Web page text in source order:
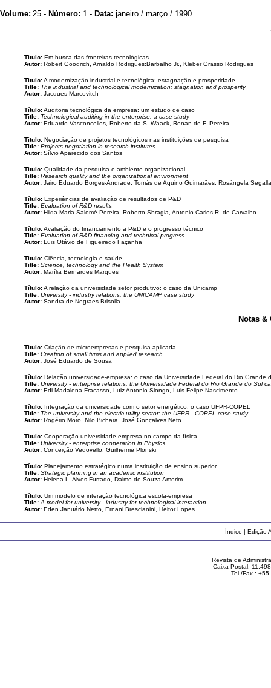
Volume: 25 - Número: 1 - Data: janeiro / março / 1990
Título: Em busca das fronteiras tecnológicas
Autor: Robert Goodrich, Arnaldo Rodrigues:Barbalho Jr., Kleber Grasso Rodrigues
Título:A modernização industrial e tecnológica: estagnação e prosperidade
Title: The industrial and technological modernization: stagnation and prosperity
Autor: Jacques Marcovitch
Título:Auditoria tecnológica da empresa: um estudo de caso
Title: Technological auditing in the enterprise: a case study
Autor: Eduardo Vasconcellos, Roberto da S. Waack, Ronan de F. Pereira
Título: Negociação de projetos tecnológicos nas instituições de pesquisa
Title: Projects negotiation in research institutes
Autor: Sílvio Aparecido dos Santos
Título: Qualidade da pesquisa e ambiente organizacional
Title: Research quality and the organizational environment
Autor: Jairo Eduardo Borges-Andrade, Tomás de Aquino Guimarães, Rosângela
Título: Experiências de avaliação de resultados de P&D
Title: Evaluation of R&D results
Autor: Hilda Maria Salomé Pereira, Roberto Sbragia, Antonio Carlos R. de Carvalho
Título:Avaliação do financiamento a P&D e o progresso técnico
Title: Evaluation of R&D financing and technical progress
Autor: Luis Otávio de Figueiredo Façanha
Título: Ciência, tecnologia e saúde
Title: Science, technology and the Health System
Autor: Marília Bernardes Marques
Título:A relação da universidade setor produtivo: o caso da Unicamp
Title: University - industry relations: the UNICAMP case study
Autor: Sandra de Negraes Brisolla
Notas &
Título: Criação de microempresas e pesquisa aplicada
Title: Creation of small firms and applied research
Autor: José Eduardo de Sousa
Título: Relação universidade-empresa: o caso da Universidade Federal do Rio Grande
Title: University - enterprise relations: the Universidade Federal do Rio Grande do Sul
Autor: Edi Madalena Fracasso, Luiz Antonio Slongo, Luis Felipe Nascimento
Título: Integração da universidade com o setor energético: o caso UFPR-COPEL
Title: The university and the electric utility sector: the UFPR - COPEL case study
Autor: Rogério Moro, Nilo Bichara, José Gonçalves Neto
Título: Cooperação universidade-empresa no campo da física
Title: University - enterprise cooperation in Physics
Autor: Conceição Vedovello, Guilherme Plonski
Título: Planejamento estratégico numa instituição de ensino superior
Title: Strategic planning in an academic institution
Autor: Helena L. Alves Furtado, Dalmo de Souza Amorim
Título: Um modelo de interação tecnológica escola-empresa
Title: A model for university - industry for technological interaction
Autor: Eden Januário Netto, Ernani Brescianini, Heitor Lopes
Índice | Edição
Revista de
Caixa Postal:
Tel./Fax.: